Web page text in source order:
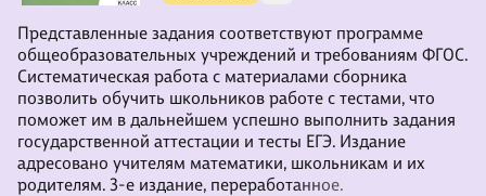
Представленные задания соответствуют программе
общеобразовательных учреждений и требованиям ФГОС.
Систематическая работа с материалами сборника
позволить обучить школьников работе с тестами, что
поможет им в дальнейшем успешно выполнить задания
государственной аттестации и тесты ЕГЭ. Издание
адресовано учителям математики, школьникам и их
родителям. 3-е издание, переработанное.